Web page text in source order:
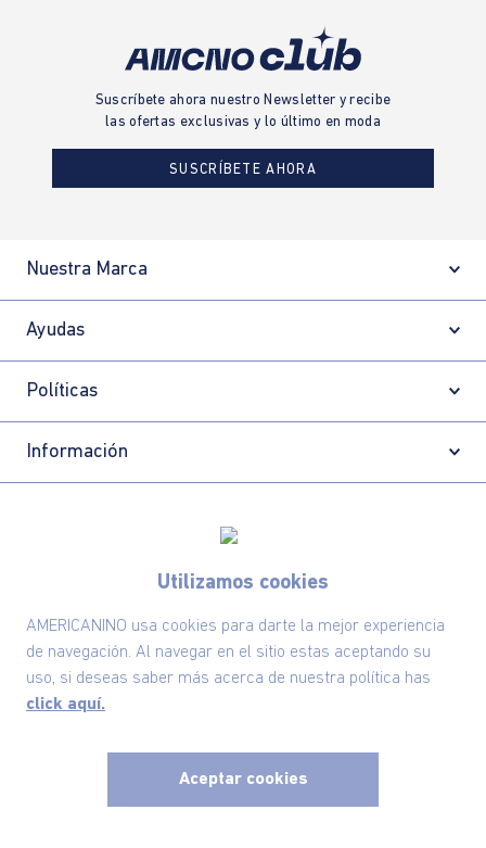
Utilizamos cookies
AMERICANINO usa cookies para darte la mejor experiencia
de navegación. Al navegar en el sitio estas aceptando su
uso, si deseas saber más acerca de nuestra política has
click aquí.
Aceptar cookies
Suscríbete ahora nuestro Newsletter y recibe
las ofertas exclusivas y lo último en moda
SUSCRÍBETE AHORA
Nuestra Marca
Ayudas
Políticas
Información
Comodin S.A.S | NIT: 800.069.933-6©2025 Americanino, todos los derechos reservados